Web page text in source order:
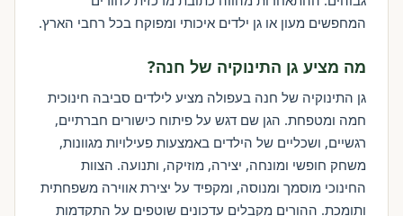
המחפשים מעון או גן ילדים איכותי ומפוקח בכל רחבי הארץ.
מה מציע גן התינוקיה של חנה?
גן התינוקיה של חנה בעפולה מציע לילדים סביבה חינוכית
חמה ומטפחת. הגן שם דגש על פיתוח כישורים חברתיים,
רגשיים, ושכליים של הילדים באמצעות פעילויות מגוונות,
משחק חופשי ומונחה, יצירה, מוזיקה, ותנועה. הצוות
החינוכי מוסמך ומנוסה, ומקפיד על יצירת אווירה משפחתית
ותומכת. ההורים מקבלים עדכונים שוטפים על התקדמות